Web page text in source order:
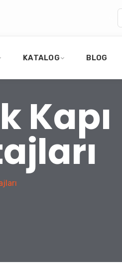
KATALOG BLOG
Kapı